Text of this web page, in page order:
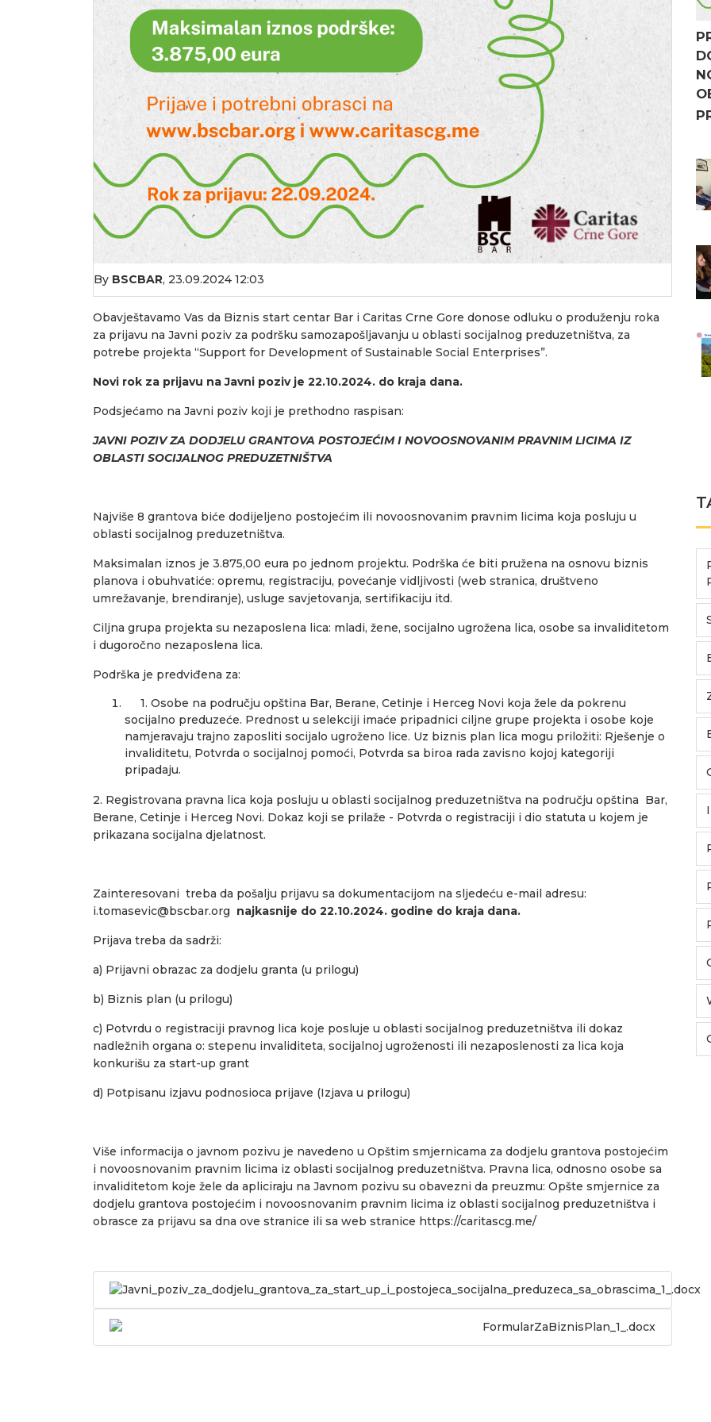
By BSCBAR, 23.09.2024 12:03
Obavještavamo Vas da Biznis start centar Bar i Caritas Crne Gore donose odluku o produženju roka
za prijavu na Javni poziv za podršku samozapošljavanju u oblasti socijalnog preduzetništva, za
potrebe projekta “Support for Development of Sustainable Social Enterprises”.
Novi rok za prijavu na Javni poziv je 22.10.2024. do kraja dana.
Podsjećamo na Javni poziv koji je prethodno raspisan:
JAVNI POZIV ZA DODJELU GRANTOVA POSTOJEĆIM I NOVOOSNOVANIM PRAVNIM LICIMA IZ
OBLASTI SOCIJALNOG PREDUZETNIŠTVA
Najviše 8 grantova biće dodijeljeno postojećim ili novoosnovanim pravnim licima koja posluju u
oblasti socijalnog preduzetništva.
Maksimalan iznos je 3.875,00 eura po jednom projektu. Podrška će biti pružena na osnovu biznis
planova i obuhvatiće: opremu, registraciju, povećanje vidljivosti (web stranica, društveno
umrežavanje, brendiranje), usluge savjetovanja, sertifikaciju itd.
Ciljna grupa projekta su nezaposlena lica: mladi, žene, socijalno ugrožena lica, osobe sa invaliditetom
i dugoročno nezaposlena lica.
Podrška je predviđena za:
1. Osobe na području opština Bar, Berane, Cetinje i Herceg Novi koja žele da pokrenu
socijalno preduzeće. Prednost u selekciji imaće pripadnici ciljne grupe projekta i osobe koje
namjeravaju trajno zaposliti socijalo ugroženo lice. Uz biznis plan lica mogu priložiti: Rješenje o
invaliditetu, Potvrda o socijalnoj pomoći, Potvrda sa biroa rada zavisno kojoj kategoriji
pripadaju.
2. Registrovana pravna lica koja posluju u oblasti socijalnog preduzetništva na području opština Bar,
Berane, Cetinje i Herceg Novi. Dokaz koji se prilaže - Potvrda o registraciji i dio statuta u kojem je
prikazana socijalna djelatnost.
Zainteresovani treba da pošalju prijavu sa dokumentacijom na sljedeću e-mail adresu:
i.tomasevic@bscbar.org najkasnije do 22.10.2024. godine do kraja dana.
Prijava treba da sadrži:
a) Prijavni obrazac za dodjelu granta (u prilogu)
b) Biznis plan (u prilogu)
c) Potvrdu o registraciji pravnog lica koje posluje u oblasti socijalnog preduzetništva ili dokaz
nadležnih organa o: stepenu invaliditeta, socijalnoj ugroženosti ili nezaposlenosti za lica koja
konkurišu za start-up grant
d) Potpisanu izjavu podnosioca prijave (Izjava u prilogu)
Više informacija o javnom pozivu je navedeno u Opštim smjernicama za dodjelu grantova postojećim
i novoosnovanim pravnim licima iz oblasti socijalnog preduzetništva. Pravna lica, odnosno osobe sa
invaliditetom koje žele da apliciraju na Javnom pozivu su obavezni da preuzmu: Opšte smjernice za
dodjelu grantova postojećim i novoosnovanim pravnim licima iz oblasti socijalnog preduzetništva i
obrasce za prijavu sa dna ove stranice ili sa web stranice https://caritascg.me/
Javni_poziv_za_dodjelu_grantova_za_start_up_i_postojeca_socijalna_preduzeca_sa_obrascima_1_.docx
FormularZaBiznisPlan_1_.docx